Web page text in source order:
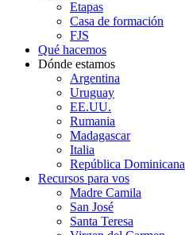
Etapas
Casa de formación
FJS
Qué hacemos
Dónde estamos
Argentina
Uruguay
EE.UU.
Rumania
Madagascar
Italia
República Dominicana
Recursos para vos
Madre Camila
San José
Santa Teresa